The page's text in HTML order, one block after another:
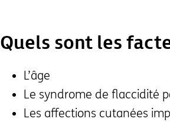
Quels sont les
L’âge
Le syndrome de flaccidité
Les affections cutanées